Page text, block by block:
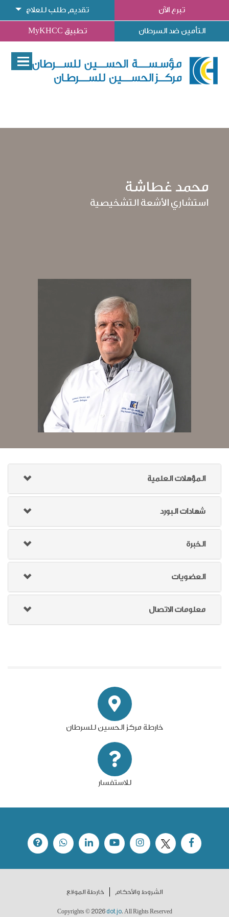
تبرع الآن تقديم طلب للعلاج
التأمين ضد السرطان تطبيق MyKHCC
محمد غطاشة
استشاري الأشعة التشخيصية
المؤهلات العلمية
شهادات البورد
الخبرة
العضويات
معلومات الاتصال
خارطة مركز الحسين للسرطان
للاستفسار
الشروط والأحكام خارطة الموقع
Copyrights © 2026 dot.jo. All Rights Reserved